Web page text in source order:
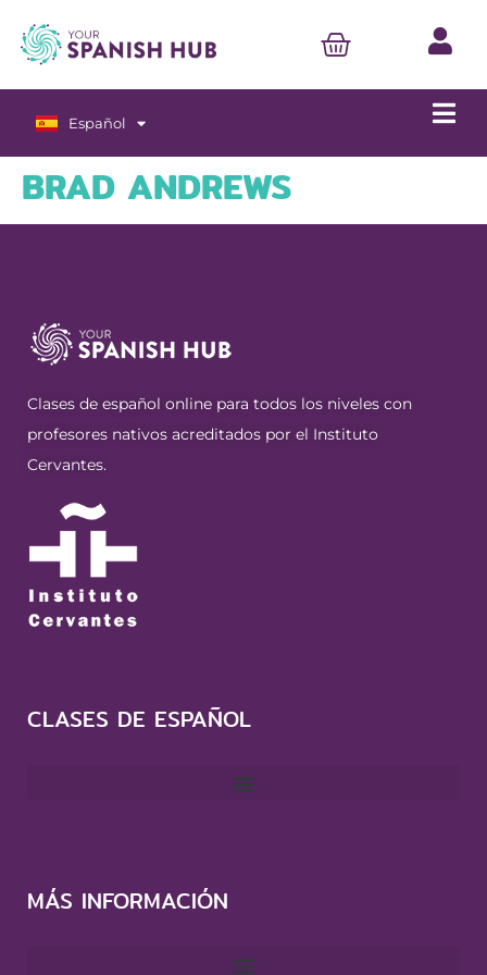
Español
English
BRAD ANDREWS
Clases de español online para todos los niveles con
profesores nativos acreditados por el Instituto
Cervantes.
CLASES DE ESPAÑOL
MÁS INFORMACIÓN